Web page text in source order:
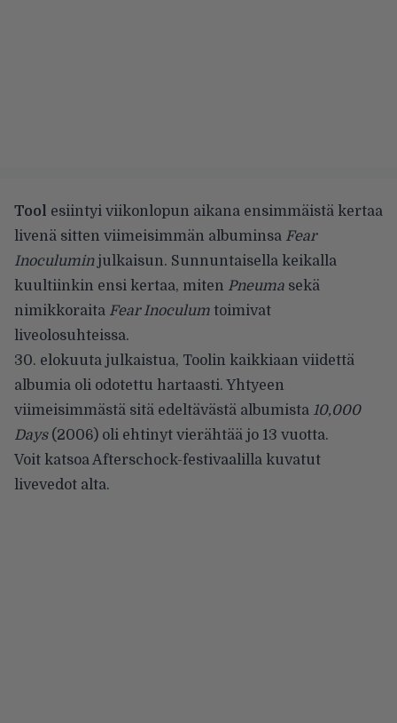
Tool esiintyi viikonlopun aikana ensimmäistä kertaa
livenä sitten viimeisimmän albuminsa Fear
Inoculuminjulkaisun. Sunnuntaisella keikalla
kuultiinkin ensi kertaa, miten Pneuma sekä
nimikkoraita Fear Inoculum toimivat
liveolosuhteissa.
30. elokuuta julkaistua, Toolin kaikkiaan viidettä
albumia oli odotettu hartaasti. Yhtyeen
viimeisimmästä sitä edeltävästä albumista 10,000
Days(2006) oli ehtinyt vierähtää jo 13 vuotta.
Voit katsoa Afterschock-festivaalilla kuvatut
livevedot alta.